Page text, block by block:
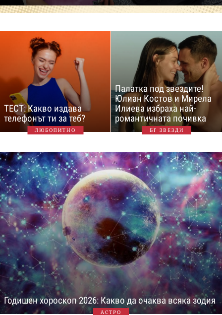
ТЕСТ: Какво издава
телефонът ти за теб?
ЛЮБОПИТНО
Палатка под звездите!
Юлиан Костов и Мирела
Илиева избраха най-
романтичната почивка
БГ ЗВЕЗДИ
Годишен хороскоп 2026: Какво да очаква всяка зодия
АСТРО